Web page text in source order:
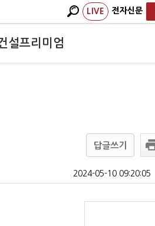
LIVE 전자신문
설프리미엄
답글쓰기
2024-05-10 09:20:05